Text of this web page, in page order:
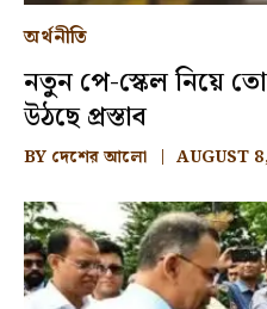
অর্থনীতি
নতুন পে-স্কেল নিয়ে
উঠছে প্রস্তাব
BY দেশের আলো AUGUST